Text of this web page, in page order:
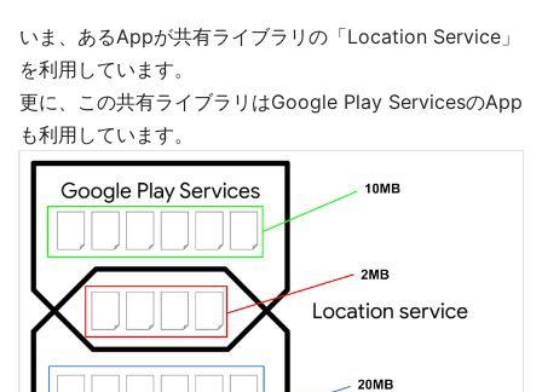
いま、あるAppが共有ライブラリの「Location Service」
を利用しています。
更に、この共有ライブラリはGoogle Play ServicesのApp
も利用しています。